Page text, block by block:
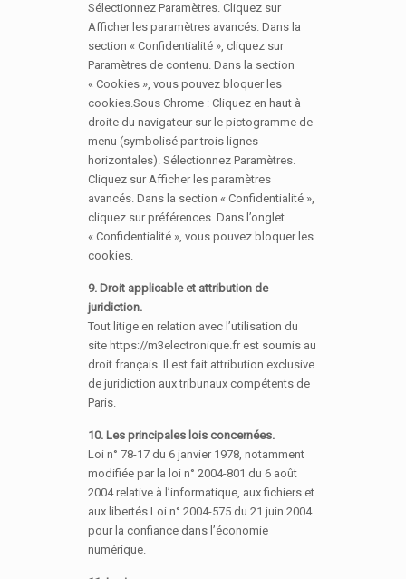
Sélectionnez Paramètres. Cliquez sur
Afficher les paramètres avancés. Dans la
section « Confidentialité », cliquez sur
Paramètres de contenu. Dans la section
« Cookies », vous pouvez bloquer les
cookies.Sous Chrome : Cliquez en haut à
droite du navigateur sur le pictogramme de
menu (symbolisé par trois lignes
horizontales). Sélectionnez Paramètres.
Cliquez sur Afficher les paramètres
avancés. Dans la section « Confidentialité »,
cliquez sur préférences. Dans l’onglet
« Confidentialité », vous pouvez bloquer les
cookies.
9. Droit applicable et attribution de
juridiction.
Tout litige en relation avec l’utilisation du
site https://m3electronique.fr est soumis au
droit français. Il est fait attribution exclusive
de juridiction aux tribunaux compétents de
Paris.
10. Les principales lois concernées.
Loi n° 78-17 du 6 janvier 1978, notamment
modifiée par la loi n° 2004-801 du 6 août
2004 relative à l’informatique, aux fichiers et
aux libertés.Loi n° 2004-575 du 21 juin 2004
pour la confiance dans l’économie
numérique.